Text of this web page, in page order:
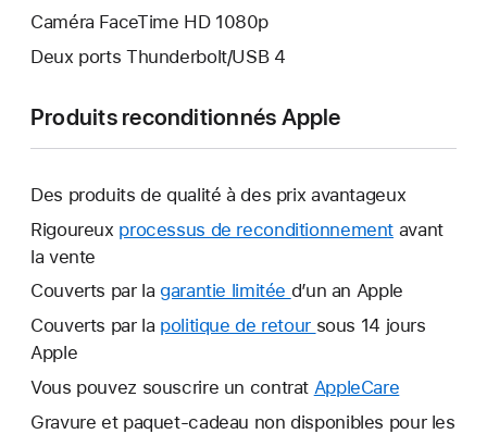
Caméra FaceTime HD 1080p
Deux ports Thunderbolt/USB 4
Produits reconditionnés Apple
Des produits de qualité à des prix avantageux
Rigoureux processus de reconditionnement avant
la vente
Couverts par la garantie limitée Une
nouvelle
d’un an Apple
Couverts par la politique de retour Une
fenêtre
sous 14 jours
Apple
Vous pouvez souscrire un contrat AppleCare
nouvelle
Gravure et paquet-cadeau non disponibles pour les